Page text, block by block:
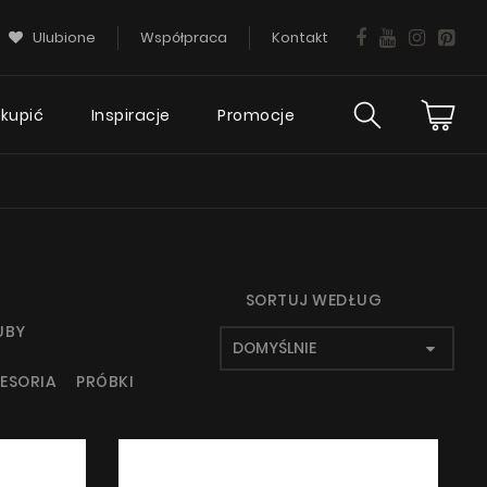
Ulubione Współpraca Kontakt
Wsparcie
Gwarancja okapu
Serwis
Inspiracje Promocje
PRÓBKI
SORTUJ WEDŁUG